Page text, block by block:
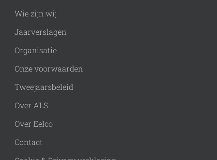
Wie zijn wij
Jaarverslagen
Organisatie
Onze voorwaarden
Tweejaarsbeleid
Over ALS
Over Eelco
Contact